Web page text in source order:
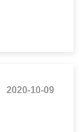
2020-10-09